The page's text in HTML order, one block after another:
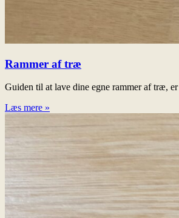
Rammer af træ
Guiden til at lave dine egne rammer af træ,
Læs mere »